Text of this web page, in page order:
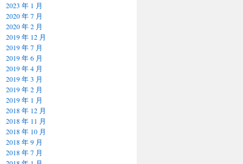
2023 年 1 月
2020 年 7 月
2020 年 2 月
2019 年 12 月
2019 年 7 月
2019 年 6 月
2019 年 4 月
2019 年 3 月
2019 年 2 月
2019 年 1 月
2018 年 12 月
2018 年 11 月
2018 年 10 月
2018 年 9 月
2018 年 7 月